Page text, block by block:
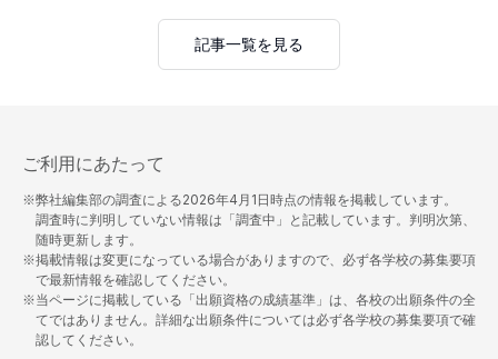
記事一覧を見る
ご利用にあたって
※弊社編集部の調査による2026年4月1日時点の情報を掲載しています。
調査時に判明していない情報は「調査中」と記載しています。判明次第、
随時更新します。
※掲載情報は変更になっている場合がありますので、必ず各学校の募集要項
で最新情報を確認してください。
※当ページに掲載している「出願資格の成績基準」は、各校の出願条件の全
てではありません。詳細な出願条件については必ず各学校の募集要項で確
認してください。